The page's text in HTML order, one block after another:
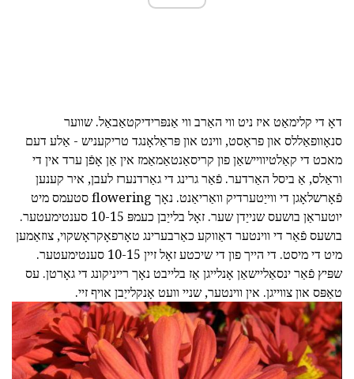
דאָ די קלימאַט איז ניט ווי האַרב ווי אַנפּרידיקטאַבאַל. שווער
סנאָוופאַללס און פראָסט, ווינט און פּראַלאָנגד טריקעניש - אַלע דעם
מאכט די קאַלטיוויישאַן פון קריסאַנטאַמאַמז אין אַן אָפֿן ערד אין די
וראַלס, אַ ביסל האַרדער. פֿאַר גרינג די גאַרדנערז לעבן, איר קענען
פֿאָרשלאָגן די ווייַטערדיק וואַריאַנט. נאָך flowering סטעמס מיט
יוטעראַן בושעס שנייַדן שער. זאָל בלייַבן כעמפּ 10-15 סענטימעטער.
בושעס פֿאַר די ווינטער דאַווקע כאַרבערינג טאָרפאָקראָשקוי, צוזאַמען
מיט די מיסט. די הייך פון די שיכטע זאָל זיין 10-15 סענטימעטער.
שפּיץ פֿאַר ינסאַליישאַן אָנלייגן אַז בלייבט נאָך רייניקונג די גאָרטן. עס
טאַפּס און צווייגן. אין ווינטער, שניי וועט אָנקלייַבן אויף זיי.